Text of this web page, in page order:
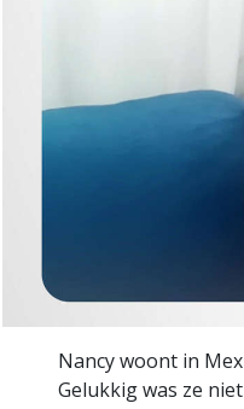
Nancy woont in
Gelukkig was ze